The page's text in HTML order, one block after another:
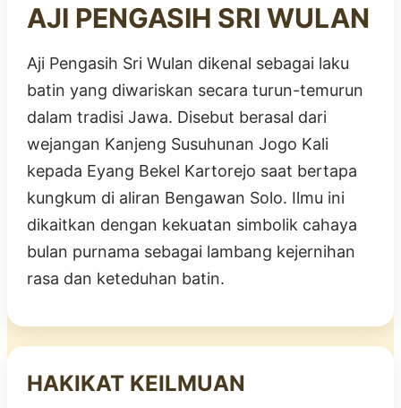
AJI PENGASIH SRI WULAN
Aji Pengasih Sri Wulan dikenal sebagai laku
batin yang diwariskan secara turun-temurun
dalam tradisi Jawa. Disebut berasal dari
wejangan Kanjeng Susuhunan Jogo Kali
kepada Eyang Bekel Kartorejo saat bertapa
kungkum di aliran Bengawan Solo. Ilmu ini
dikaitkan dengan kekuatan simbolik cahaya
bulan purnama sebagai lambang kejernihan
rasa dan keteduhan batin.
HAKIKAT KEILMUAN